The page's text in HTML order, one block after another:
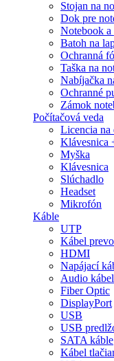
Stojan na
Dok pre
Notebook a
Batoh na
Ochranná
Taška na
Nabíjačka
Ochranné
Zámok
Počítačová veda
Licencia na
Klávesnica
Myška
Klávesnica
Slúchadlo
Headset
Mikrofón
Káble
UTP
Kábel
HDMI
Napájací
Audio kábel
Fiber Optic
DisplayPort
USB
USB
SATA káble
Kábel